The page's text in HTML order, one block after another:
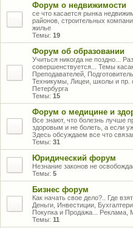
Форум о недвижимости
се что касается рынка
районов, строительных
жилье
Темы: 19
Форум об образовании
Учиться никогда не поздно...
совершенствуется... Темы
Преподавателей,
Техникумы, Лицеи, школы и пр.
Петербурга
Темы: 15
Форум о медицине и
Все знают, что болезнь лучше
здоровым и не болеть, а если
Здесь обсуждаем все что
Темы: 31
Юридический форум
Незнание законов не
Темы: 5
Бизнес форум
Как начать свое дело?.. Где
Деньги, Инвестиции,
Покупка и Продажа... Реклама,
Темы: 11